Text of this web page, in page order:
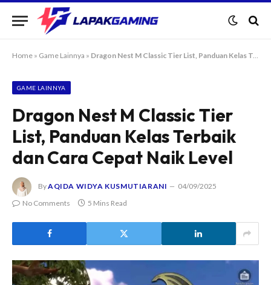
Home » Game Lainnya » Dragon Nest M Classic Tier List, Panduan Kelas Terbaik dan Cara Cepat Naik Level
GAME LAINNYA
Dragon Nest M Classic Tier
List, Panduan Kelas Terbaik
dan Cara Cepat Naik Level
ByAQIDA WIDYA KUSMUTIARANI
04/09/2025
No Comments
5 Mins Read